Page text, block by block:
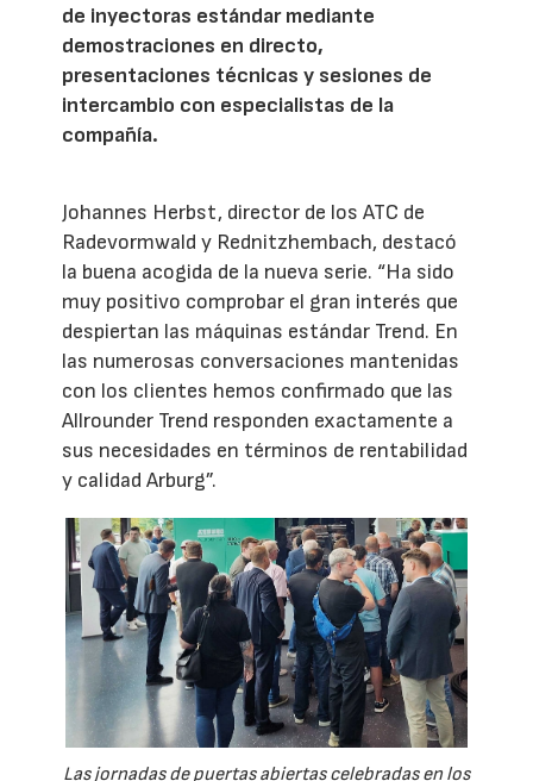
de inyectoras estándar mediante
demostraciones en directo,
presentaciones técnicas y sesiones de
intercambio con especialistas de la
compañía.
Johannes Herbst, director de los ATC de
Radevormwald y Rednitzhembach, destacó
la buena acogida de la nueva serie. “Ha sido
muy positivo comprobar el gran interés que
despiertan las máquinas estándar Trend. En
las numerosas conversaciones mantenidas
con los clientes hemos confirmado que las
Allrounder Trend responden exactamente a
sus necesidades en términos de rentabilidad
y calidad Arburg”.
Las jornadas de puertas abiertas celebradas en los